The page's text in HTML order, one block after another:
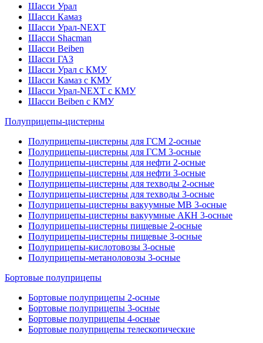
Шасси Урал
Шасси Камаз
Шасси Урал-NEXT
Шасси Shacman
Шасси Beiben
Шасси ГАЗ
Шасси Урал с КМУ
Шасси Камаз с КМУ
Шасси Урал-NEXT с КМУ
Шасси Beiben с КМУ
Полуприцепы-цистерны
Полуприцепы-цистерны для ГСМ 2-осные
Полуприцепы-цистерны для ГСМ 3-осные
Полуприцепы-цистерны для нефти 2-осные
Полуприцепы-цистерны для нефти 3-осные
Полуприцепы-цистерны для техводы 2-осные
Полуприцепы-цистерны для техводы 3-осные
Полуприцепы-цистерны вакуумные МВ 3-осные
Полуприцепы-цистерны вакуумные АКН 3-осные
Полуприцепы-цистерны пищевые 2-осные
Полуприцепы-цистерны пищевые 3-осные
Полуприцепы-кислотовозы 3-осные
Полуприцепы-метаноловозы 3-осные
Бортовые полуприцепы
Бортовые полуприцепы 2-осные
Бортовые полуприцепы 3-осные
Бортовые полуприцепы 4-осные
Бортовые полуприцепы телескопические